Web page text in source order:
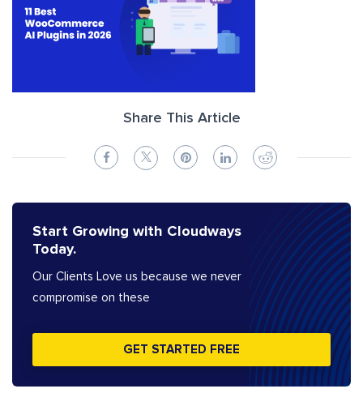
Share This Article
Start Growing with Cloudways
Today.
Our Clients Love us because we never
compromise on these
GET STARTED FREE